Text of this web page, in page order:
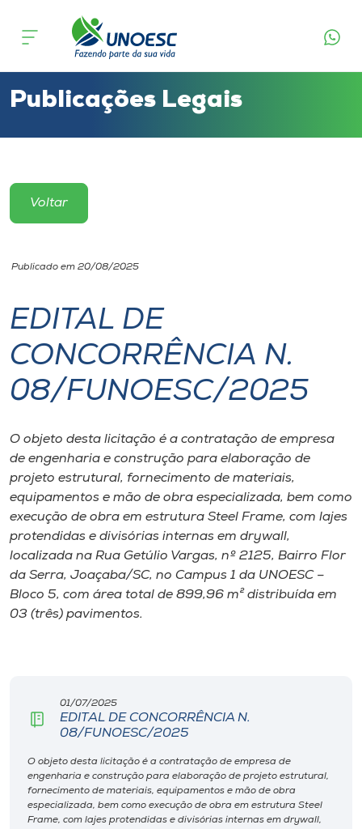
Cursos
Atendimento ao Estudante
Portal de Ensino
Unoesc
Internacionalização
I.nova
Diplomados
Cultura
CPA
Biblioteca
Unoesc
Store
Publicações Legais
Voltar
Publicado em 20/08/2025
EDITAL DE
CONCORRÊNCIA N.
08/FUNOESC/2025
O objeto desta licitação é a contratação de empresa
de engenharia e construção para elaboração de
projeto estrutural, fornecimento de materiais,
equipamentos e mão de obra especializada, bem como
execução de obra em estrutura Steel Frame, com lajes
protendidas e divisórias internas em drywall,
localizada na Rua Getúlio Vargas, nº 2125, Bairro Flor
da Serra, Joaçaba/SC, no Campus 1 da UNOESC –
Bloco 5, com área total de 899,96 m² distribuída em
03 (três) pavimentos.
01/07/2025
EDITAL DE CONCORRÊNCIA N.
08/FUNOESC/2025
O objeto desta licitação é a contratação de empresa de
engenharia e construção para elaboração de projeto estrutural,
fornecimento de materiais, equipamentos e mão de obra
especializada, bem como execução de obra em estrutura Steel
Frame, com lajes protendidas e divisórias internas em drywall,